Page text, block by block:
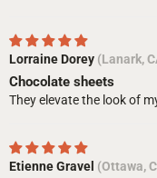
Lorraine Dorey (Lanark,
Chocolate sheets
They elevate the look of
Etienne Gravel (Ottawa,